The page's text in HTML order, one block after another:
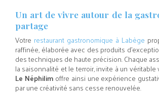
Un art de vivre autour de la
partage
Votre restaurant gastronomique à Labège
raffinée, élaborée avec des produits
des techniques de haute précision. Chaque
la saisonnalité et le terroir, invite à un
Le Néphilimoffre ainsi une expérience
par une créativité sans cesse renouvelée.